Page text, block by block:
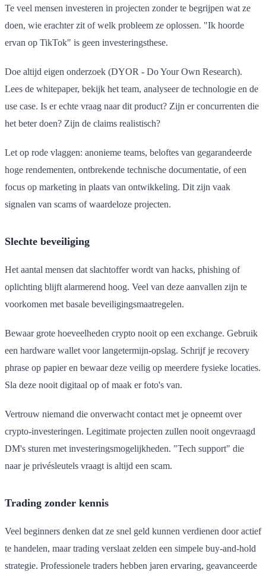
Te veel mensen investeren in projecten zonder te begrijpen wat ze
doen, wie erachter zit of welk probleem ze oplossen. "Ik hoorde
ervan op TikTok" is geen investeringsthese.
Doe altijd eigen onderzoek (DYOR - Do Your Own Research).
Lees de whitepaper, bekijk het team, analyseer de technologie en de
use case. Is er echte vraag naar dit product? Zijn er concurrenten die
het beter doen? Zijn de claims realistisch?
Let op rode vlaggen: anonieme teams, beloftes van gegarandeerde
hoge rendementen, ontbrekende technische documentatie, of een
focus op marketing in plaats van ontwikkeling. Dit zijn vaak
signalen van scams of waardeloze projecten.
Slechte beveiliging
Het aantal mensen dat slachtoffer wordt van hacks, phishing of
oplichting blijft alarmerend hoog. Veel van deze aanvallen zijn te
voorkomen met basale beveiligingsmaatregelen.
Bewaar grote hoeveelheden crypto nooit op een exchange. Gebruik
een hardware wallet voor langetermijn-opslag. Schrijf je recovery
phrase op papier en bewaar deze veilig op meerdere fysieke locaties.
Sla deze nooit digitaal op of maak er foto's van.
Vertrouw niemand die onverwacht contact met je opneemt over
crypto-investeringen. Legitimate projecten zullen nooit ongevraagd
DM's sturen met investeringsmogelijkheden. "Tech support" die
naar je privésleutels vraagt is altijd een scam.
Trading zonder kennis
Veel beginners denken dat ze snel geld kunnen verdienen door actief
te handelen, maar trading verslaat zelden een simpele buy-and-hold
strategie. Professionele traders hebben jaren ervaring, geavanceerde